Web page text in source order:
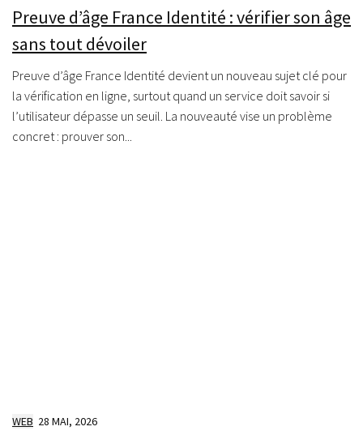
Preuve d’âge France Identité : vérifier son âge
sans tout dévoiler
Preuve d’âge France Identité devient un nouveau sujet clé pour
la vérification en ligne, surtout quand un service doit savoir si
l’utilisateur dépasse un seuil. La nouveauté vise un problème
concret : prouver son...
WEB 28 MAI, 2026